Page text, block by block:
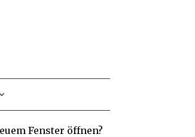
Fenster öffnen?